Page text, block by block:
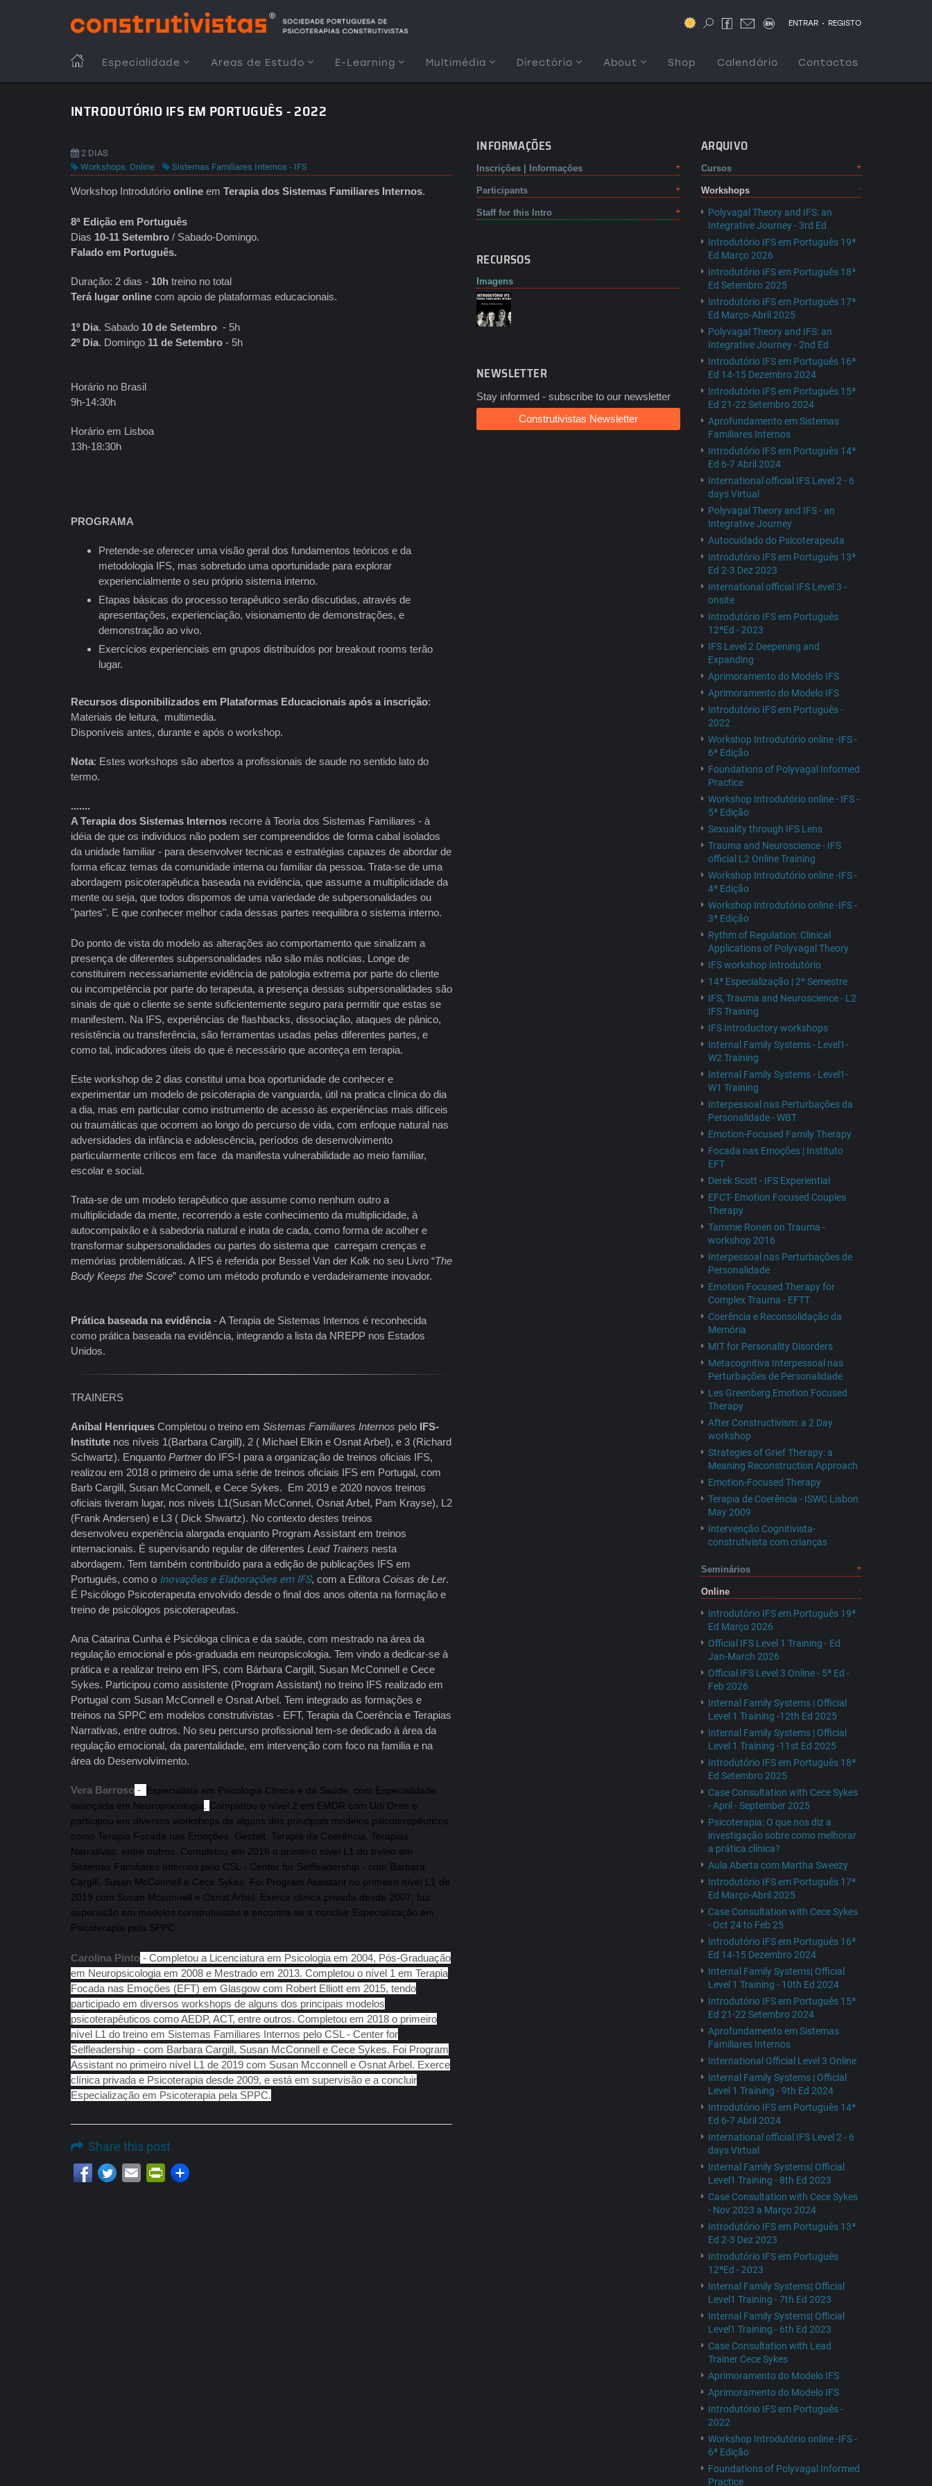
ENTRAR . REGISTO
MAIN
NAVIGATION
Especialidade Areas de Estudo E-Learning Multimédia Directório About Shop Calendário Contactos
INTRODUTÓRIO IFS EM PORTUGUÊS - 2022
2 DIAS
Workshops, Online Sistemas Familiares Internos - IFS
Workshop Introdutório online em Terapia dos Sistemas Familiares Internos.
8ª Edição em Português
Dias 10-11 Setembro / Sabado-Domingo.
Falado em Português.
Duração: 2 dias - 10h treino no total
Terá lugar online com apoio de plataformas educacionais.
1º Dia. Sabado 10 de Setembro - 5h
2º Dia. Domingo 11 de Setembro - 5h
Horário no Brasil
9h-14:30h
Horário em Lisboa
13h-18:30h
PROGRAMA
Pretende-se oferecer uma visão geral dos fundamentos teóricos e da
metodologia IFS, mas sobretudo uma oportunidade para explorar
experiencialmente o seu próprio sistema interno.
Etapas básicas do processo terapêutico serão discutidas, através de
apresentações, experienciação, visionamento de demonstrações, e
demonstração ao vivo.
Exercícios experienciais em grupos distribuídos por breakout rooms terão
lugar.
Recursos disponibilizados em Plataformas Educacionais após a inscrição:
Materiais de leitura, multimedia.
Disponíveis antes, durante e após o workshop.
Nota: Estes workshops são abertos a profissionais de saude no sentido lato do
termo.
.......
A Terapia dos Sistemas Internos recorre à Teoria dos Sistemas Familiares - à
idéia de que os individuos não podem ser compreendidos de forma cabal isolados
da unidade familiar - para desenvolver tecnicas e estratégias capazes de abordar de
forma eficaz temas da comunidade interna ou familiar da pessoa. Trata-se de uma
abordagem psicoterapêutica baseada na evidência, que assume a multiplicidade da
mente ou seja, que todos dispomos de uma variedade de subpersonalidades ou
"partes". E que conhecer melhor cada dessas partes reequilibra o sistema interno.
Do ponto de vista do modelo as alterações ao comportamento que sinalizam a
presença de diferentes subpersonalidades não são más notícias. Longe de
constituirem necessariamente evidência de patologia extrema por parte do cliente
ou incompetência por parte do terapeuta, a presença dessas subpersonalidades são
sinais de que o cliente se sente suficientemente seguro para permitir que estas se
manifestem. Na IFS, experiências de flashbacks, dissociação, ataques de pânico,
resistência ou transferência, são ferramentas usadas pelas diferentes partes, e
como tal, indicadores úteis do que é necessário que aconteça em terapia.
Este workshop de 2 dias constitui uma boa oportunidade de conhecer e
experimentar um modelo de psicoterapia de vanguarda, útil na pratica clínica do dia
a dia, mas em particular como instrumento de acesso às experiências mais difíceis
ou traumáticas que ocorrem ao longo do percurso de vida, com enfoque natural nas
adversidades da infância e adolescência, períodos de desenvolvimento
particularmente críticos em face da manifesta vulnerabilidade ao meio familiar,
escolar e social.
Trata-se de um modelo terapêutico que assume como nenhum outro a
multiplicidade da mente, recorrendo a este conhecimento da multiplicidade, à
autocompaixão e à sabedoria natural e inata de cada, como forma de acolher e
transformar subpersonalidades ou partes do sistema que carregam crenças e
memórias problemáticas. A IFS é referida por Bessel Van der Kolk no seu Livro “The
Body Keeps the Score” como um método profundo e verdadeiramente inovador.
Prática baseada na evidência - A Terapia de Sistemas Internos é reconhecida
como prática baseada na evidência, integrando a lista da NREPP nos Estados
Unidos.
TRAINERS
Aníbal Henriques Completou o treino em Sistemas Familiares Internos pelo IFS-
Institute nos níveis 1(Barbara Cargill), 2 ( Michael Elkin e Osnat Arbel), e 3 (Richard
Schwartz). Enquanto Partnerdo IFS-I para a organização de treinos oficiais IFS,
realizou em 2018 o primeiro de uma série de treinos oficiais IFS em Portugal, com
Barb Cargill, Susan McConnell, e Cece Sykes. Em 2019 e 2020 novos treinos
oficiais tiveram lugar, nos níveis L1(Susan McConnel, Osnat Arbel, Pam Krayse), L2
(Frank Andersen) e L3 ( Dick Shwartz). No contexto destes treinos
desenvolveu experiência alargada enquanto Program Assistant em treinos
internacionais. É supervisando regular de diferentes Lead Trainers nesta
abordagem. Tem também contribuído para a edição de publicações IFS em
Português, como o Inovações e Elaborações em IFS, com a Editora Coisas de Ler.
É Psicólogo Psicoterapeuta envolvido desde o final dos anos oitenta na formação e
treino de psicólogos psicoterapeutas.
Ana Catarina Cunha é Psicóloga clínica e da saúde, com mestrado na área da
regulação emocional e pós-graduada em neuropsicologia. Tem vindo a dedicar-se à
prática e a realizar treino em IFS, com Bárbara Cargill, Susan McConnell e Cece
Sykes. Participou como assistente (Program Assistant) no treino IFS realizado em
Portugal com Susan McConnell e Osnat Arbel. Tem integrado as formações e
treinos na SPPC em modelos construtivistas - EFT, Terapia da Coerência e Terapias
Narrativas, entre outros. No seu percurso profissional tem-se dedicado à área da
regulação emocional, da parentalidade, em intervenção com foco na familia e na
área do Desenvolvimento.
Vera Barroso - Especialista em Psicologia Clínica e da Saúde, com Especialidade
avançada em Neuropsicologia
Completou o nível 2 em EMDR com Udi Oren e
participou em diversos workshops de alguns dos principais modelos psicoterapêuticos
como Terapia Focada nas Emoções, Gestalt, Terapia da Coerência, Terapias
Narrativas, entre outros. Completou em 2018 o primeiro nível L1 do treino em
Sistemas Familiares Internos pelo CSL - Center for Selfleadership - com Barbara
Cargill, Susan McConnell e Cece Sykes. Foi Program Assistant no primeiro nível L1 de
2019 com Susan Mcconnell e Osnat Arbel. Exerce clínica privada desde 2007; faz
supervisão em modelos construtivistas e encontra-se a concluir Especialização em
Psicoterapia pela SPPC.
Carolina Pinto - Completou a Licenciatura em Psicologia em 2004, Pós-Graduação
em Neuropsicologia em 2008 e Mestrado em 2013. Completou o nível 1 em Terapia
Focada nas Emoções (EFT) em Glasgow com Robert Elliott em 2015, tendo
participado em diversos workshops de alguns dos principais modelos
psicoterapêuticos como AEDP, ACT, entre outros. Completou em 2018 o primeiro
nível L1 do treino em Sistemas Familiares Internos pelo CSL - Center for
Selfleadership - com Barbara Cargill, Susan McConnell e Cece Sykes. Foi Program
Assistant no primeiro nível L1 de 2019 com Susan Mcconnell e Osnat Arbel. Exerce
clínica privada e Psicoterapia desde 2009, e está em supervisão e a concluir
Especialização em Psicoterapia pela SPPC.
Share this post
Email PrintFriendly
INFORMAÇÕES
Inscrições | Informações
Participants
Staff for this Intro
RECURSOS
Imagens
NEWSLETTER
Stay informed - subscribe to our newsletter
Construtivistas Newsletter
ARQUIVO
Cursos
Workshops
Polyvagal Theory and IFS: an
Integrative Journey - 3rd Ed
Introdutório IFS em Português 19ª
Ed Março 2026
Introdutório IFS em Português 18ª
Ed Setembro 2025
Introdutório IFS em Português 17ª
Ed Março-Abril 2025
Polyvagal Theory and IFS: an
Integrative Journey - 2nd Ed
Introdutório IFS em Português 16ª
Ed 14-15 Dezembro 2024
Introdutório IFS em Português 15ª
Ed 21-22 Setembro 2024
Aprofundamento em Sistemas
Familiares Internos
Introdutório IFS em Português 14ª
Ed 6-7 Abril 2024
International official IFS Level 2 - 6
days Virtual
Polyvagal Theory and IFS - an
Integrative Journey
Autocuidado do Psicoterapeuta
Introdutório IFS em Português 13ª
Ed 2-3 Dez 2023
International official IFS Level 3 -
onsite
Introdutório IFS em Português
12ªEd - 2023
IFS Level 2 Deepening and
Expanding
Aprimoramento do Modelo IFS
Aprimoramento do Modelo IFS
Introdutório IFS em Português -
2022
Workshop Introdutório online -IFS -
6ª Edição
Foundations of Polyvagal Informed
Practice
Workshop Introdutório online - IFS -
5ª Edição
Sexuality through IFS Lens
Trauma and Neuroscience - IFS
official L2 Online Training
Workshop Introdutório online -IFS -
4ª Edição
Workshop Introdutório online -IFS -
3ª Edição
Rythm of Regulation: Clinical
Applications of Polyvagal Theory
IFS workshop Introdutório
14ª Especialização | 2º Semestre
IFS, Trauma and Neuroscience - L2
IFS Training
IFS Introductory workshops
Internal Family Systems - Level1-
W2 Training
Internal Family Systems - Level1-
W1 Training
Interpessoal nas Perturbações da
Personalidade - WBT
Emotion-Focused Family Therapy
Focada nas Emoções | Instituto
EFT
Derek Scott - IFS Experiential
EFCT- Emotion Focused Couples
Therapy
Tammie Ronen on Trauma -
workshop 2016
Interpessoal nas Perturbações de
Personalidade
Emotion Focused Therapy for
Complex Trauma - EFTT
Coerência e Reconsolidação da
Memória
MIT for Personality Disorders
Metacognitiva Interpessoal nas
Perturbações de Personalidade
Les Greenberg Emotion Focused
Therapy
After Constructivism: a 2 Day
workshop
Strategies of Grief Therapy: a
Meaning Reconstruction Approach
Emotion-Focused Therapy
Terapia de Coerência - ISWC Lisbon
May 2009
Intervenção Cognitivista-
construtivista com crianças
Seminários
Online
Introdutório IFS em Português 19ª
Ed Março 2026
Official IFS Level 1 Training - Ed
Jan-March 2026
Official IFS Level 3 Online - 5ª Ed -
Feb 2026
Internal Family Systems | Official
Level 1 Training -12th Ed 2025
Internal Family Systems | Official
Level 1 Training -11st Ed 2025
Introdutório IFS em Português 18ª
Ed Setembro 2025
Case Consultation with Cece Sykes
- April - September 2025
Psicoterapia: O que nos diz a
investigação sobre como melhorar
a prática clínica?
Aula Aberta com Martha Sweezy
Introdutório IFS em Português 17ª
Ed Março-Abril 2025
Case Consultation with Cece Sykes
- Oct 24 to Feb 25
Introdutório IFS em Português 16ª
Ed 14-15 Dezembro 2024
Internal Family Systems| Official
Level 1 Training - 10th Ed 2024
Introdutório IFS em Português 15ª
Ed 21-22 Setembro 2024
Aprofundamento em Sistemas
Familiares Internos
International Official Level 3 Online
Internal Family Systems | Official
Level 1 Training - 9th Ed 2024
Introdutório IFS em Português 14ª
Ed 6-7 Abril 2024
International official IFS Level 2 - 6
days Virtual
Internal Family Systems| Official
Level1 Training - 8th Ed 2023
Case Consultation with Cece Sykes
- Nov 2023 a Março 2024
Introdutório IFS em Português 13ª
Ed 2-3 Dez 2023
Introdutório IFS em Português
12ªEd - 2023
Internal Family Systems| Official
Level1 Training - 7th Ed 2023
Internal Family Systems| Official
Level1 Training - 6th Ed 2023
Case Consultation with Lead
Trainer Cece Sykes
Aprimoramento do Modelo IFS
Aprimoramento do Modelo IFS
Introdutório IFS em Português -
2022
Workshop Introdutório online -IFS -
6ª Edição
Foundations of Polyvagal Informed
Practice